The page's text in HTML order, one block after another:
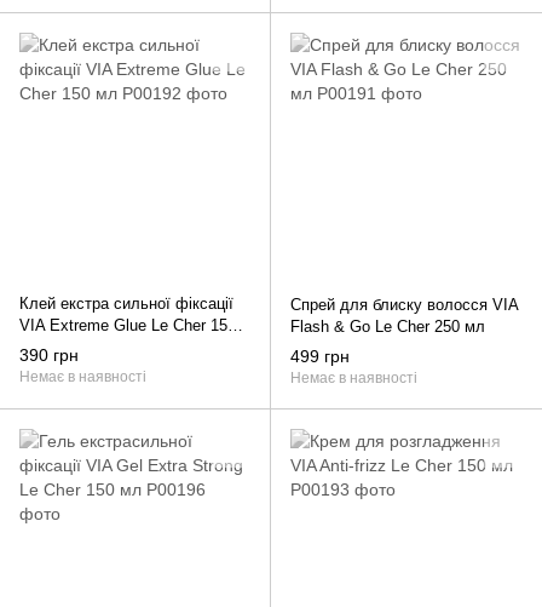
Клей екстра сильної фіксації
VIA Extreme Glue Le Cher 150
мл
390 грн
Немає в наявності
Спрей для блиску волосся VIA
Flash & Go Le Cher 250 мл
499 грн
Немає в наявності